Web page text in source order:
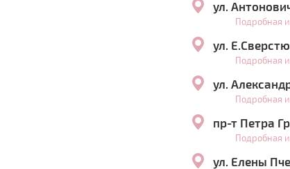
ул.
Подробная
ул.
Подробная
ул.
Подробная
пр-т Петра
Подробная
ул. Елены